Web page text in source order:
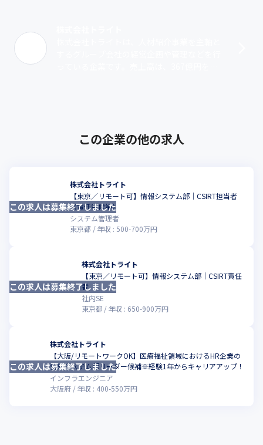
・ICT導入提案
医療福祉施設の経営・労働力に関する課題をヒアリングし、その
課題解決に沿ったテクノロジーの提案を行います。
参考URL：https://tryt-group.co.jp/archives/2976/
～今後の新たな取り組み～
◇DX推進を通じた医療福祉現場支援
ト導入に向けた、現場の課題分析や教育プログラムの提供など、
実際のオペレーション上での改善を通じて、従事者の方々の働き
やすい環境づくりに注力しています。
今後これらの取り組みを事業化することによって、医療福祉従事
参考URL：https://tryt-group.co.jp/archives/2908/
この企業の他の求人
株式会社トライト
【東京／リモート可】情報システム部｜CSIRT担当者
（責任者候補）
システム管理者
東京都
年収 :500-700万円
この求人は募集終了しました
株式会社トライト
【東京／リモート可】情報システム部｜CSIRT責任
者
社内SE
東京都
年収 : 650-900万円
この求人は募集終了しました
株式会社トライト
【大阪/リモートワークOK】医療福祉領域におけるHR企業の
情報システム部リーダー候補※経験1年からキャリアアップ！
インフラエンジニア
大阪府
年収 : 400-550万円
この求人は募集終了しました